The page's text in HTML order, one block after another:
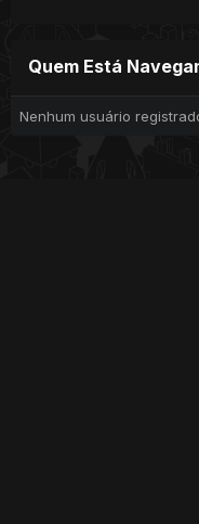
Quem Está
Nenhum usuário